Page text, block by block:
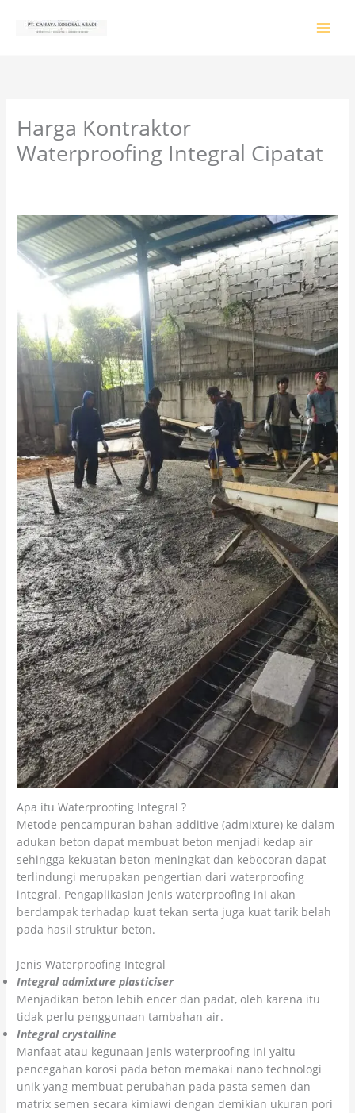
Harga Kontraktor
Waterproofing Integral Cipatat
Apa itu Waterproofing Integral ?
Metode pencampuran bahan additive (admixture) ke dalam
adukan beton dapat membuat beton menjadi kedap air
sehingga kekuatan beton meningkat dan kebocoran dapat
terlindungi merupakan pengertian dari waterproofing
integral. Pengaplikasian jenis waterproofing ini akan
berdampak terhadap kuat tekan serta juga kuat tarik belah
pada hasil struktur beton.
Jenis Waterproofing Integral
Integral admixture plasticiser
Menjadikan beton lebih encer dan padat, oleh karena itu
tidak perlu penggunaan tambahan air.
Integral crystalline
Manfaat atau kegunaan jenis waterproofing ini yaitu
pencegahan korosi pada beton memakai nano technologi
unik yang membuat perubahan pada pasta semen dan
matrix semen secara kimiawi dengan demikian ukuran pori